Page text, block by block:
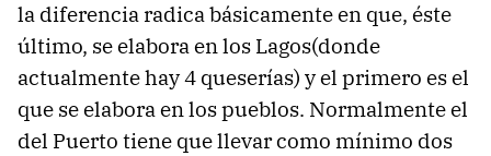
la diferencia radica básicamente en que, éste
último, se elabora en los Lagos(donde
actualmente hay 4 queserías) y el primero es el
que se elabora en los pueblos. Normalmente el
del Puerto tiene que llevar como mínimo dos